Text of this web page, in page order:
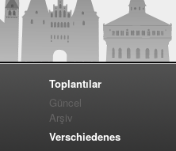
Toplantılar
Güncel
Arşiv
Verschiedenes